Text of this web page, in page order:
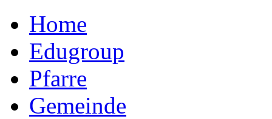
Home
Edugroup
Pfarre
Gemeinde